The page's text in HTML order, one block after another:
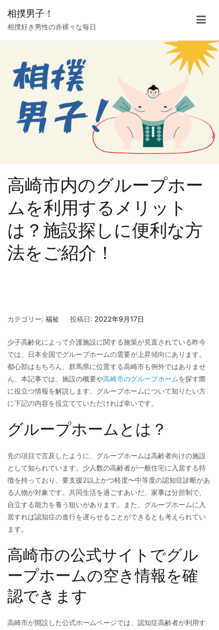
ス
相撲男子！
相撲好き男性の赤裸々な毎日
高崎市内のグループホー
ムを利用するメリット
は？施設探しに便利な方
法をご紹介！
カテゴリー: 福祉 投稿日: 2022年9月17日
少子高齢化によって介護施設に関する施策が見直されている昨今
では、日本全国でグループホームの需要が上昇傾向にあります。
都心部はもちろん、群馬県に位置する高崎市も例外ではありませ
ん。本記事では、施設の概要や高崎市のグループホームを探す際
に役立つ情報を解説します。グループホームについて知りたい方
に下記の内容を役立てていただければ幸いです。
グループホームとは？
先の項目で言及したように、グループホームは高齢者向けの施設
として知られています。少人数の高齢者が一般住宅に入居する特
徴を持っており、要支援2以上かつ軽度〜中等度の認知症診断があ
る人物が対象です。共同生活を過ごすあいだ、家事は分担制で、
自立する能力を養う狙いがあります。また、グループホームに入
居すれば認知症の進行を遅らせることができるとも考えられてい
ます。
高崎市の公式サイトでグル
ープホームの空き情報を確
認できます
高崎市が開設した公式ホームページでは、認知症高齢者が利用す